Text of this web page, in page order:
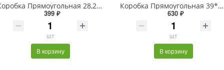
Коробка Прямоугольная 28,2*20*9,2 складная на магнитах "Люкс" Серебряный 1/48
399 ₽
шт
В корзину
Коробка Прямоугольная 39*28*17,8 складная на магнитах "Люкс" Красный 1/24
630 ₽
шт
В корзину